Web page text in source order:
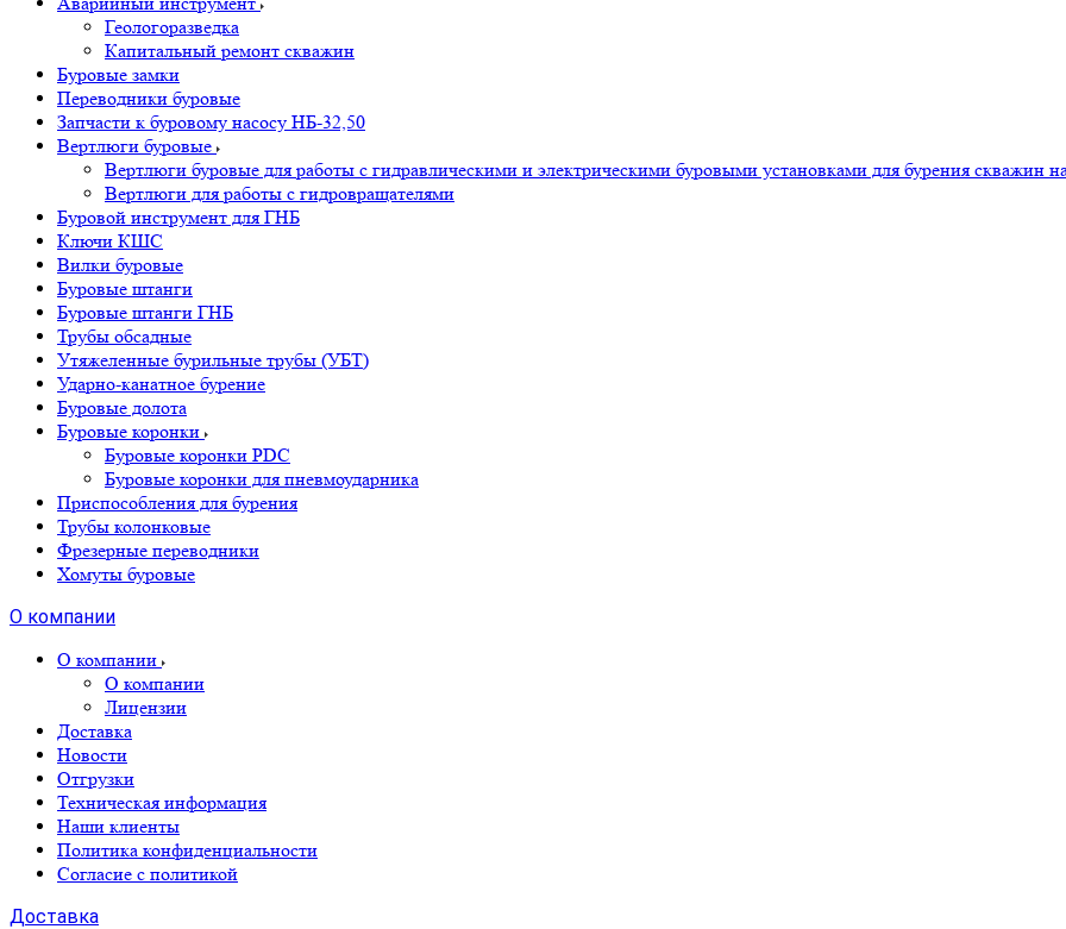
Геологоразведка
Капитальный ремонт скважин
Буровые замки
Переводники буровые
Запчасти к буровому насосу НБ-32,50
Вертлюги буровые
Вертлюги буровые для работы с гидравлическими и электрическими буровыми установками для бурения скважин
Вертлюги для работы с гидровращателями
Буровой инструмент для ГНБ
Ключи КШС
Вилки буровые
Буровые штанги
Буровые штанги ГНБ
Трубы обсадные
Утяжеленные бурильные трубы (УБТ)
Ударно-канатное бурение
Буровые долота
Буровые коронки
Буровые коронки PDC
Буровые коронки для пневмоударника
Приспособления для бурения
Трубы колонковые
Фрезерные переводники
Хомуты буровые
О компании
О компании
О компании
Лицензии
Доставка
Новости
Отгрузки
Техническая информация
Наши клиенты
Политика конфиденциальности
Согласие с политикой
Доставка